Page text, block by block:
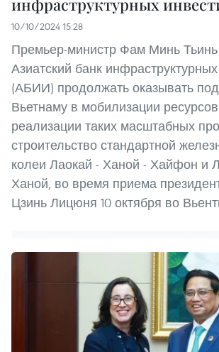
инфраструктурных
10/10/2024 15:28
Премьер-министр Фам Минь
Азиатский банк
(АБИИ) продолжать оказывать
Вьетнаму в мобилизации
реализации таких масштабных
строительство стандартной
колеи Лаокай - Ханой - Хайфон и
Ханой, во время приема
Цзинь Лицюня 10 октября во